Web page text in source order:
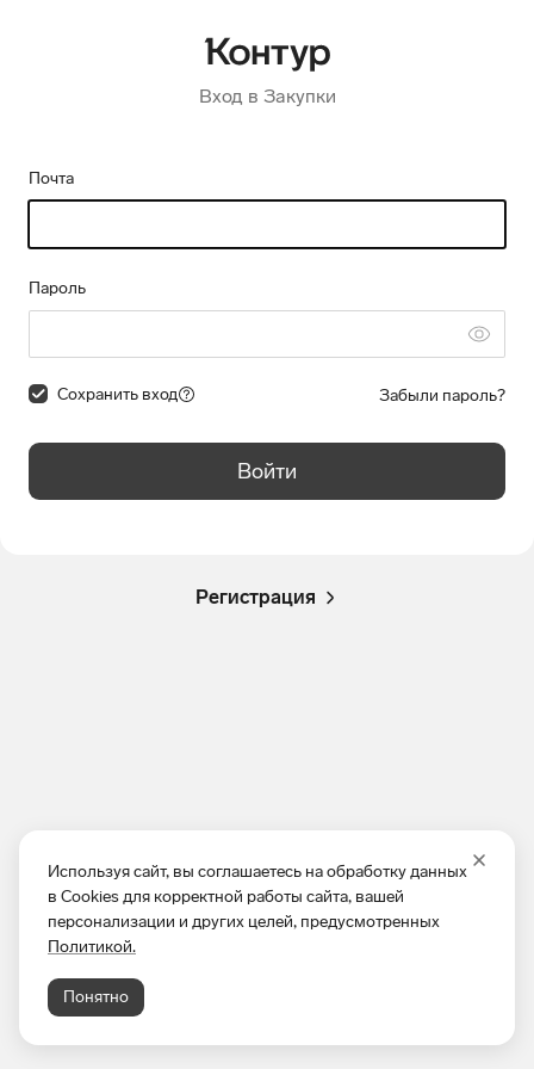
Используя сайт, вы соглашаетесь на обработку данных
в Cookies для корректной работы сайта, вашей
персонализации и других целей, предусмотренных
Политикой.
Понятно
Вход в Закупки
Почта
Пароль
Сохранить вход Забыли пароль?
Войти
Регистрация